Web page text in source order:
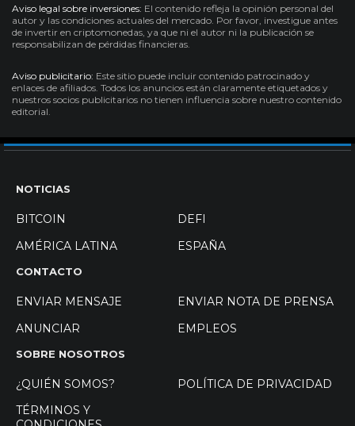
Aviso legal sobre inversiones: El contenido refleja la opinión personal del
autor y las condiciones actuales del mercado. Por favor, investigue antes
de invertir en criptomonedas, ya que ni el autor ni la publicación se
responsabilizan de pérdidas financieras.
Aviso publicitario: Este sitio puede incluir contenido patrocinado y
enlaces de afiliados. Todos los anuncios están claramente etiquetados y
nuestros socios publicitarios no tienen influencia sobre nuestro contenido
editorial.
NOTICIAS
BITCOIN
DEFI
AMÉRICA LATINA
ESPAÑA
CONTACTO
ENVIAR MENSAJE
ENVIAR NOTA DE PRENSA
ANUNCIAR
EMPLEOS
SOBRE NOSOTROS
¿QUIÉN SOMOS?
POLÍTICA DE PRIVACIDAD
TÉRMINOS Y